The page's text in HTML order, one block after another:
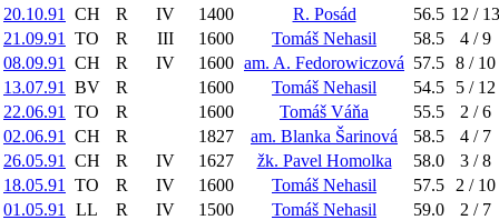
20.10.91
CH R IV 1400 R. Posád 56.5 12 / 13
21.09.91
TO R III 1600 Tomáš Nehasil 58.5
4 / 9
08.09.91
CH R IV 1600 am. A. Fedorowiczová 57.5 8 / 10
13.07.91
BV R 1600 Tomáš Nehasil 54.5
5 / 12
22.06.91
TO R 1600 Tomáš Váňa 55.5
2 / 6
02.06.91
CH R 1827 am. Blanka Šarinová 58.5
4 / 7
26.05.91
CH R IV 1627 žk. Pavel Homolka 58.0
3 / 8
18.05.91
TO R IV 1600 Tomáš Nehasil 57.5
2 / 10
01.05.91
LL R IV 1500 Tomáš Nehasil 59.0
2 / 7